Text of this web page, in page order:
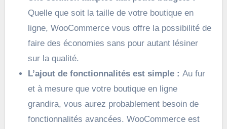
Quelle que soit la taille de votre boutique en
ligne, WooCommerce vous offre la possibilité de
faire des économies sans pour autant lésiner
sur la qualité.
L’ajout de fonctionnalités est simple :Au fur
et à mesure que votre boutique en ligne
grandira, vous aurez probablement besoin de
fonctionnalités avancées. WooCommerce est